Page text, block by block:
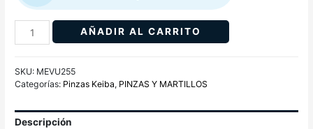
AÑADIR AL CARRITO
SKU: MEVU255
Categorías: Pinzas Keiba, PINZAS Y MARTILLOS
Descripción